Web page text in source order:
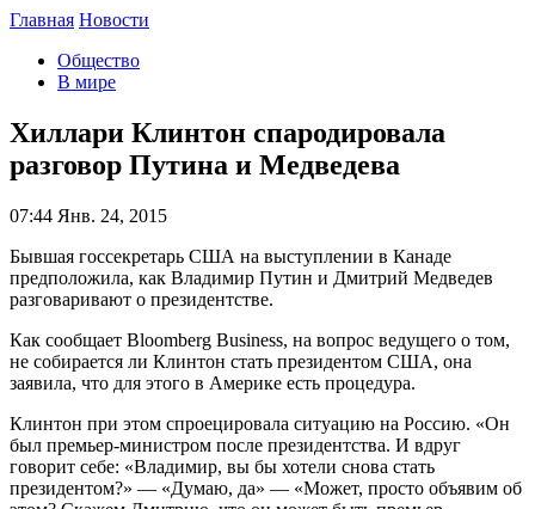
Главная Новости
Общество
В мире
Хиллари Клинтон спародировала
разговор Путина и Медведева
07:44 Янв. 24, 2015
Бывшая госсекретарь США на выступлении в Канаде
предположила, как Владимир Путин и Дмитрий Медведев
разговаривают о президентстве.
Как сообщает Bloomberg Business, на вопрос ведущего о том,
не собирается ли Клинтон стать президентом США, она
заявила, что для этого в Америке есть процедура.
Клинтон при этом спроецировала ситуацию на Россию. «Он
был премьер-министром после президентства. И вдруг
говорит себе: «Владимир, вы бы хотели снова стать
президентом?» — «Думаю, да» — «Может, просто объявим об